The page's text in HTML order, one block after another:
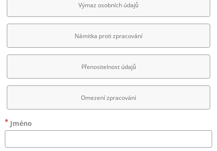
Výmaz osobních údajů
Námitka proti zpracování
Přenositelnost údajů
Omezení zpracování
Jméno